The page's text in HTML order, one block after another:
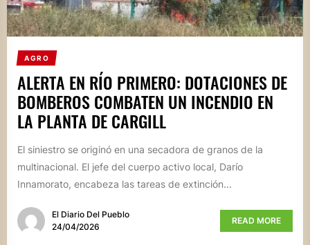
AGRO
ALERTA EN RÍO PRIMERO: DOTACIONES DE
BOMBEROS COMBATEN UN INCENDIO EN
LA PLANTA DE CARGILL
El siniestro se originó en una secadora de granos de la
multinacional. El jefe del cuerpo activo local, Darío
Innamorato, encabeza las tareas de extinción...
El Diario Del Pueblo
24/04/2026
READ MORE